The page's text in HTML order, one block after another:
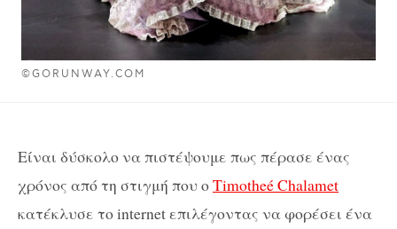
©GORUNWAY.COM
Είναι δύσκολο να πιστέψουμε πως πέρασε ένας
χρόνος από τη στιγμή που οTimotheé Chalamet
κατέκλυσε το internet επιλέγοντας να φορέσει ένα